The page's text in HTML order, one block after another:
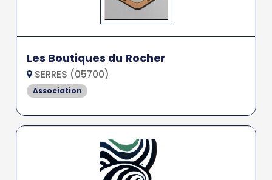
Les Boutiques du Rocher
SERRES (05700)
Association